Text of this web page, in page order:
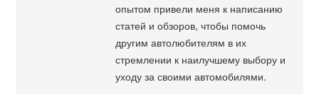
опытом привели меня к написанию
статей и обзоров, чтобы помочь
другим автолюбителям в их
стремлении к наилучшему выбору и
уходу за своими автомобилями.